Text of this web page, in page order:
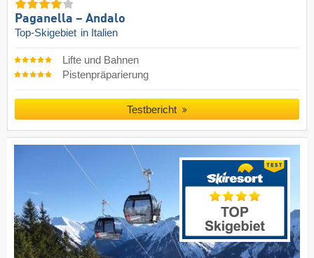
Paganella – Andalo
Top-Skigebiet in Italien
Lifte und Bahnen
Pistenpräparierung
Testbericht